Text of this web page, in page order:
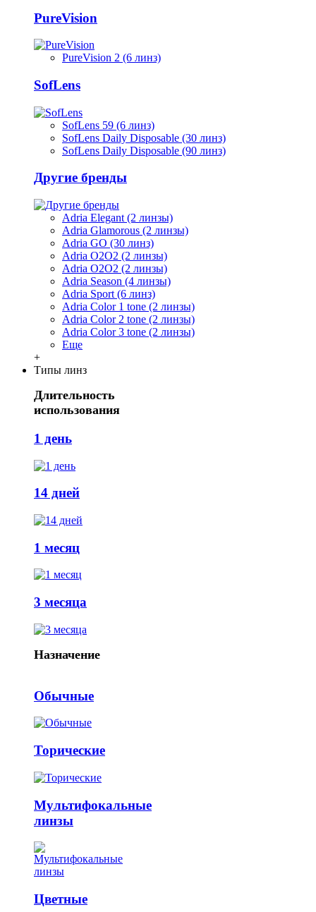
PureVision
PureVision 2 (6 линз)
SofLens
SofLens 59 (6 линз)
SofLens Daily Disposable (30 линз)
SofLens Daily Disposable (90 линз)
Другие бренды
Adria Elegant (2 линзы)
Adria Glamorous (2 линзы)
Adria GO (30 линз)
Adria O2O2 (2 линзы)
Adria O2O2 (2 линзы)
Adria Season (4 линзы)
Adria Sport (6 линз)
Adria Сolor 1 tone (2 линзы)
Adria Сolor 2 tone (2 линзы)
Adria Сolor 3 tone (2 линзы)
Еще
+
Типы линз
Длительность
использования
1 день
14 дней
1 месяц
3 месяца
Назначение
Обычные
Торические
Мультифокальные
линзы
Цветные